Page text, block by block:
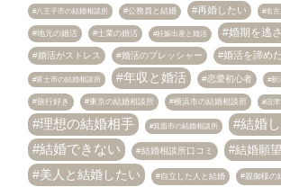
八王子市の結婚相談所 公務員と結婚 再婚したい 名
地元の婚活 士業の婚活 妊娠出産と婚活 婚期を逃
婚活がストレス 婚活のプレッシャー 婚活を諦め
富士市の結婚相談所 年収と婚活 恋愛初心者 新
旅行好き 東京の結婚相談所 横浜市の結婚相談所 沼
理想の結婚相手 箕面市の結婚相談所
結婚
結婚できない
結婚相談所口コミ 結婚願
美人と結婚したい 自立した人と結婚 親御様の